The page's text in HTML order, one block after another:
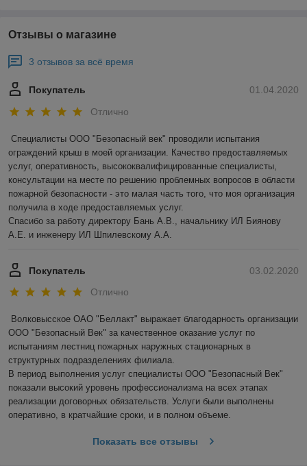
Отзывы о магазине
3 отзывов за всё время
01.04.2020
Покупатель
Отлично
Специалисты ООО "Безопасный век" проводили испытания
ограждений крыш в моей организации. Качество предоставляемых
услуг, оперативность, высококвалифицированные специалисты,
консультации на месте по решению проблемных вопросов в области
пожарной безопасности - это малая часть того, что моя организация
получила в ходе предоставляемых услуг.
Спасибо за работу директору Бань А.В., начальнику ИЛ Биянову
А.Е. и инженеру ИЛ Шпилевскому А.А.
03.02.2020
Покупатель
Отлично
Волковысское ОАО "Беллакт" выражает благодарность организации
ООО "Безопасный Век" за качественное оказание услуг по
испытаниям лестниц пожарных наружных стационарных в
структурных подразделениях филиала.
В период выполнения услуг специалисты ООО "Безопасный Век"
показали высокий уровень профессионализма на всех этапах
реализации договорных обязательств. Услуги были выполнены
оперативно, в кратчайшие сроки, и в полном объеме.
Показать все отзывы